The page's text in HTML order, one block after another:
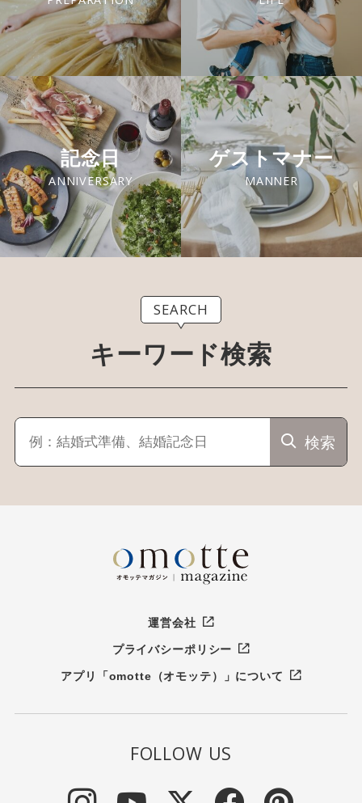
記念日
ANNIVERSARY
ゲストマナー
MANNER
SEARCH
キーワード検索
検索
運営会社
プライバシーポリシー
アプリ「omotte（オモッテ）」について
FOLLOW US